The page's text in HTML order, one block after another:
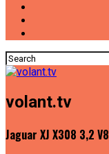
volant.tv
Jaguar XJ X308 3,2 V8